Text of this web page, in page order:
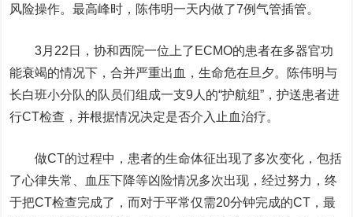
风险操作。最高峰时，陈伟明一天内做了7例气管插管。
3月22日，协和西院一位上了ECMO的患者在多器官功
能衰竭的情况下，合并严重出血，生命危在旦夕。陈伟明与
长白班小分队的队员们组成一支9人的“护航组”，护送患者进
行CT检查，并根据情况决定是否介入止血治疗。
做CT的过程中，患者的生命体征出现了多次变化，包括
了心律失常、血压下降等凶险情况多次出现，经过努力，终
于把CT检查完成了，而对于平常仅需20分钟完成的CT，最